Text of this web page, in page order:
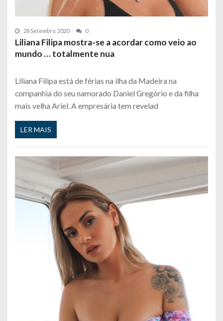
28 Setembro, 2020 0
Liliana Filipa mostra-se a acordar como veio ao
mundo … totalmente nua
Liliana Filipa está de férias na ilha da Madeira na
companhia do seu namorado Daniel Gregório e da filha
mais velha Ariel. A empresária tem revelad
LER MAIS